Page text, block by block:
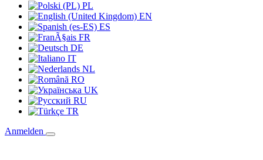
PL
EN
ES
FR
DE
IT
NL
RO
UK
RU
TR
Anmelden